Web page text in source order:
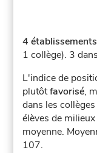
4
1 collège). 3
L'indice de
plutôtfavorisé,
dans les
élèves de
moyenne.
107.